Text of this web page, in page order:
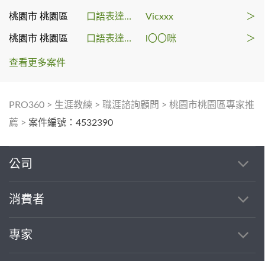
桃園市 桃園區 口語表達課程 Vicxxx ＞
桃園市 桃園區 口語表達課程 l〇〇咪 ＞
查看更多案件
PRO360 > 生涯教練 > 職涯諮詢顧問 > 桃園市桃園區專家推
薦 > 案件編號：4532390
公司
消費者
專家